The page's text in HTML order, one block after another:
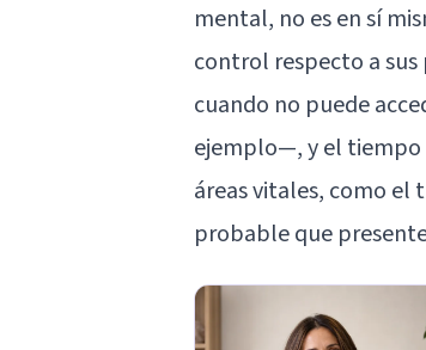
mental, no es en sí
control respecto a
cuando no puede
ejemplo—, y el tiempo
áreas vitales, como el
probable que